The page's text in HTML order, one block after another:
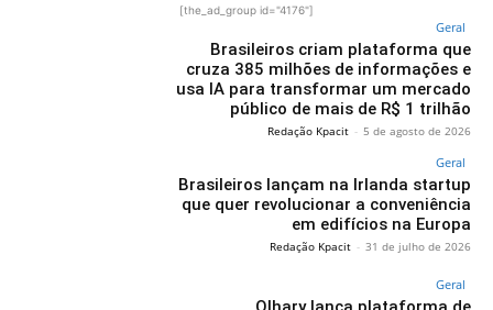
[the_ad_group id="4176"]
Geral
Brasileiros criam plataforma que
cruza 385 milhões de informações e
usa IA para transformar um mercado
público de mais de R$ 1 trilhão
Redação Kpacit - 5 de agosto de 2026
Geral
Brasileiros lançam na Irlanda startup
que quer revolucionar a conveniência
em edifícios na Europa
Redação Kpacit - 31 de julho de 2026
Geral